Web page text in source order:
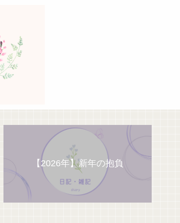
【2026年】新年の抱負